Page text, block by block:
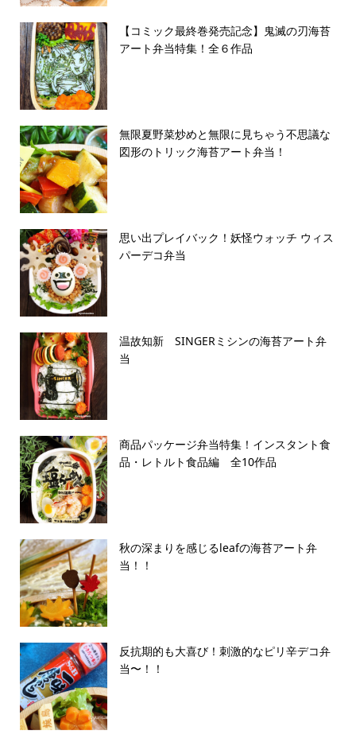
【コミック最終巻発売記念】鬼滅の刃海苔
アート弁当特集！全６作品
無限夏野菜炒めと無限に見ちゃう不思議な
図形のトリック海苔アート弁当！
思い出プレイバック！妖怪ウォッチ ウィス
パーデコ弁当
温故知新 SINGERミシンの海苔アート弁
当
商品パッケージ弁当特集！インスタント食
品・レトルト食品編 全10作品
秋の深まりを感じるleafの海苔アート弁
当！！
反抗期的も大喜び！刺激的なピリ辛デコ弁
当〜！！